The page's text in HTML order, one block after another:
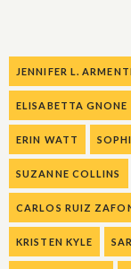
JENNIFER L.
ELISABETTA GNONE
ERIN WATT
SUZANNE COLLINS
CARLOS RUIZ
KRISTEN KYLE